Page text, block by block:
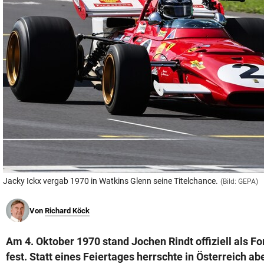
© Krone Multimedia GmbH & Co KG 2026
Muthgasse 2, 1190 Wien
Jacky Ickx vergab 1970 in Watkins Glenn seine Titelchance. (Bild: GEPA)
Von Richard Köck
Am 4. Oktober 1970 stand Jochen Rindt offiziell als
fest. Statt eines Feiertages herrschte in Österreich